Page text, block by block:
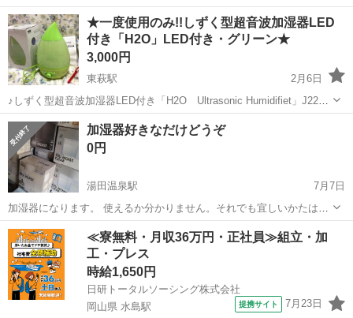
山口 岩国市 南岩国駅 季節、空調家電
★一度使用のみ!!しずく型超音波加湿器LED
付き「H2O」LED付き・グリーン★
3,000円
東萩駅
2月6日
♪しずく型超音波加湿器LED付き「H2O Ultrasonic Humidifiet」J22・
美品です。 ♪大きさは、横幅19㎝×奥行16.5㎝×高さ29.5㎝。重さは710
ｇ。超音波振動加湿方式です。 ♪タンク...
山口 萩市 東萩駅 季節、空調家電
加湿器好きなだけどうぞ
0円
湯田温泉駅
7月7日
加湿器になります。 使えるか分かりません。それでも宜しいかたは好
きなだけ持って帰ってください。
山口 山口市 湯田温泉駅 季節、空調家電
≪寮無料・月収36万円・正社員≫組立・加
工・プレス
時給1,650円
日研トータルソーシング株式会社
岡山県 水島駅
提携サイト 7月23日